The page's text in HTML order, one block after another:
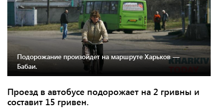
Подорожание произойдет на маршруте Харьков —
Бабаи.
Проезд в автобусе подорожает на 2 гривны и
составит 15 гривен.